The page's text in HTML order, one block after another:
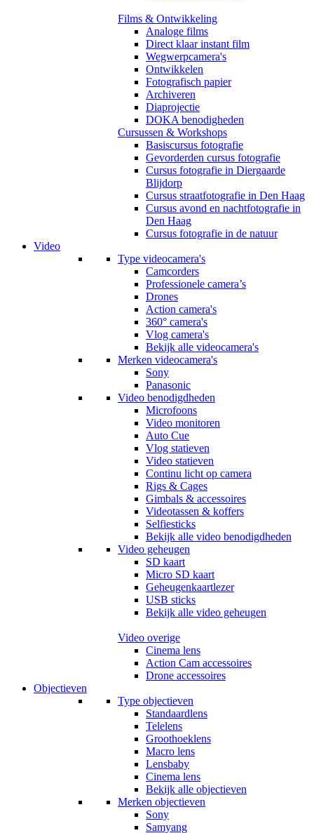
Films & Ontwikkeling
Analoge films
Direct klaar instant film
Wegwerpcamera's
Ontwikkelen
Fotografisch papier
Archiveren
Diaprojectie
DOKA benodigheden
Cursussen & Workshops
Basiscursus fotografie
Gevorderden cursus fotografie
Cursus fotografie in Diergaarde
Blijdorp
Cursus straatfotografie in Den Haag
Cursus avond en nachtfotografie in
Den Haag
Cursus fotografie in de natuur
Video
Type videocamera's
Camcorders
Professionele camera’s
Drones
Action camera's
360° camera's
Vlog camera's
Bekijk alle videocamera's
Merken videocamera's
Sony
Panasonic
Video benodigdheden
Microfoons
Video monitoren
Auto Cue
Vlog statieven
Video statieven
Continu licht op camera
Rigs & Cages
Gimbals & accessoires
Videotassen & koffers
Selfiesticks
Bekijk alle video benodigdheden
Video geheugen
SD kaart
Micro SD kaart
Geheugenkaartlezer
USB sticks
Bekijk alle video geheugen
Video overige
Cinema lens
Action Cam accessoires
Drone accessoires
Objectieven
Type objectieven
Standaardlens
Telelens
Groothoeklens
Macro lens
Lensbaby
Cinema lens
Bekijk alle objectieven
Merken objectieven
Sony
Samyang